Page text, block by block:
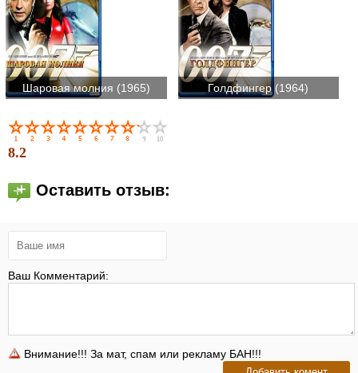
Шаровая молния (1965) Голдфингер (1964)
8.2
Оставить отзыв:
Ваш Комментарий:
Внимание!!! За мат, спам или рекламу БАН!!!